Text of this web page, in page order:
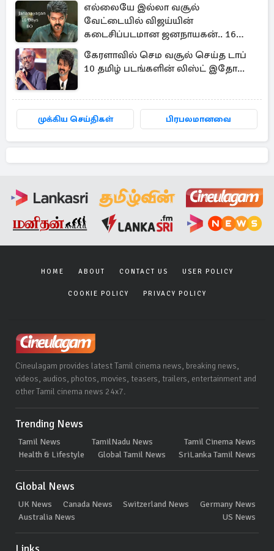
எல்லையே இல்லா வசூல்
வேட்டையில் விஜய்யின்
கடைசிப்படமான ஜனநாயகன்.. 16
நாள் பாக்ஸ் ஆபிஸ்
கேரளாவில் செம வசூல் செய்த டாப்
10 தமிழ் படங்களின் லிஸ்ட் இதோ...
முக்கிய செய்திகள் பிரபலமானவை
HOME ABOUT CONTACT US USER POLICY
COOKIE POLICY PRIVACY POLICY
Cineulagam provides latest Tamil cinema news, breaking news,
videos, audios, photos, movies, teasers, trailers, entertainment and
other Tamil cinema news 24x7.
Trending News
Tamil News TamilNadu News
Tamil Cinema News
Health & Lifestyle
Global Tamil News SriLanka Tamil News
Global News
UK News Canada News Switzerland News
Germany News
Australia News
US News
Links